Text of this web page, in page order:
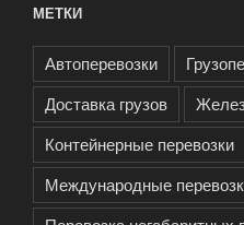
МЕТКИ
Автоперевозки
Доставка грузов
Контейнерные перевозки
Международные